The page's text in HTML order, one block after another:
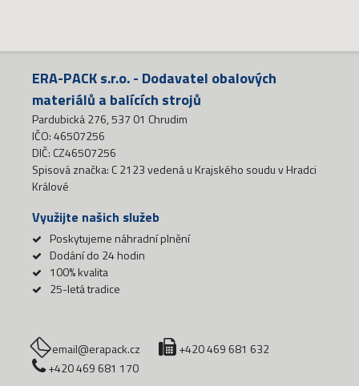
ERA-PACK s.r.o. - Dodavatel obalových
materiálů a balících strojů
Pardubická 276, 537 01 Chrudim
IČO: 46507256
DIČ: CZ46507256
Spisová značka: C 2123 vedená u Krajského soudu v Hradci
Králové
Využijte našich služeb
Poskytujeme náhradní plnění
Dodání do 24 hodin
100% kvalita
25-letá tradice
email@erapack.cz
+420 469 681 632
+420 469 681 170